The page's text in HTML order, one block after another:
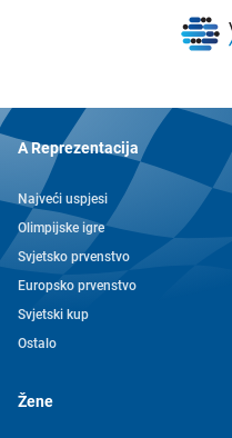
A Reprezentacija
Najveći uspjesi
Olimpijske igre
Svjetsko prvenstvo
Europsko prvenstvo
Svjetski kup
Ostalo
Žene